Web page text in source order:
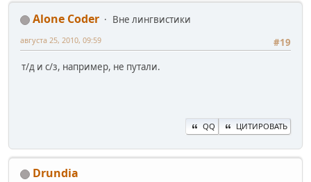
Alone Coder
Вне лингвистики
#19
августа 25, 2010, 09:59
т/д и с/з, например, не путали.
QQ ЦИТИРОВАТЬ
Drundia